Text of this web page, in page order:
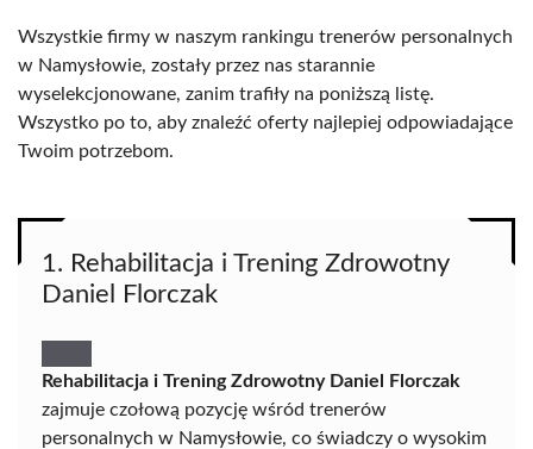
Wszystkie firmy w naszym rankingu trenerów personalnych
w Namysłowie, zostały przez nas starannie
wyselekcjonowane, zanim trafiły na poniższą listę.
Wszystko po to, aby znaleźć oferty najlepiej odpowiadające
Twoim potrzebom.
1. Rehabilitacja i Trening Zdrowotny
Daniel Florczak
Rehabilitacja i Trening Zdrowotny Daniel Florczak
zajmuje czołową pozycję wśród trenerów
personalnych w Namysłowie, co świadczy o wysokim